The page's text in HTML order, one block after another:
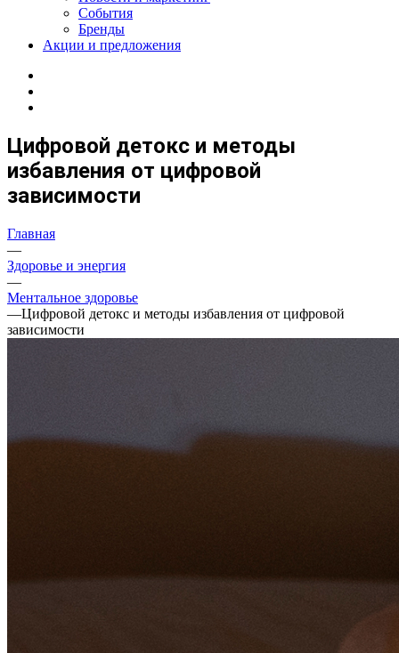
События
Бренды
Акции и предложения
Цифровой детокс и методы
избавления от цифровой
зависимости
Главная
—
Здоровье и энергия
—
Ментальное здоровье
—Цифровой детокс и методы избавления от цифровой
зависимости